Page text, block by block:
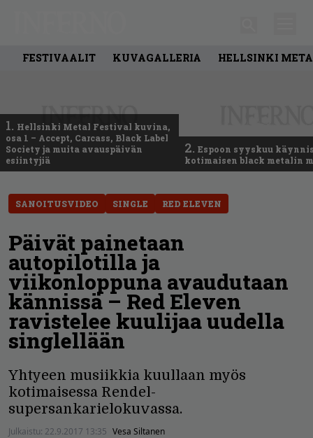
FESTIVAALIT KUVAGALLERIA HELLSINKI
1. Hellsinki Metal Festival kuvina,
osa 1 – Accept, Carcass, Black Label
Society ja muita avauspäivän
esiintyjiä
2. Espoon syyskuu
kotimaisen black metalin
SANOITUSVIDEO SINGLE RED ELEVEN
Päivät painetaan
autopilotilla ja
viikonloppuna avaudutaan
kännissä – Red Eleven
ravistelee kuulijaa uudella
singlellään
Yhtyeen musiikkia kuullaan myös
kotimaisessa Rendel-
supersankarielokuvassa.
Julkaistu: 22.9.2017 13:35 Vesa Siltanen